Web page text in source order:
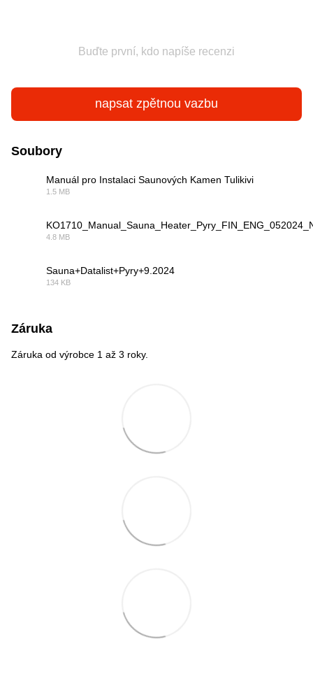
Buďte první, kdo napíše recenzi
napsat zpětnou vazbu
Soubory
Manuál pro Instalaci Saunových Kamen Tulikivi
1.5 MB
4.8 MB
Sauna+Datalist+Pyry+9.2024
134 KB
Záruka
Záruka od výrobce 1 až 3 roky.